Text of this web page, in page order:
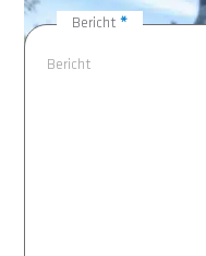
Bericht*